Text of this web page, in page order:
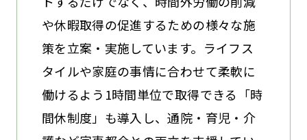
や休暇取得の促進するための様々な施
策を立案・実施しています。ライフス
タイルや家庭の事情に合わせて柔軟に
働けるよう1時間単位で取得できる「時
間休制度」も導入し、通院・育児・介